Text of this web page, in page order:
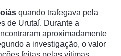
quando trafegava pela
de Urutaí. Durante a
aproximadamente
a investigação, o valor